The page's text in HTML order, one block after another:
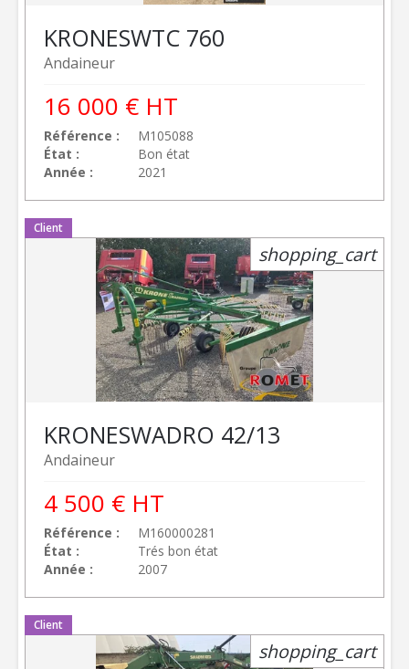
Andaineur
KRONESWTC 760
Référence
M105088
État
Bon état
Année
2021
16 000 € HT
Client
Andaineur
KRONESWADRO 42/13
Référence
M160000281
État
Trés bon état
Année
2007
4 500 € HT
shopping_cart
Client
shopping_cart